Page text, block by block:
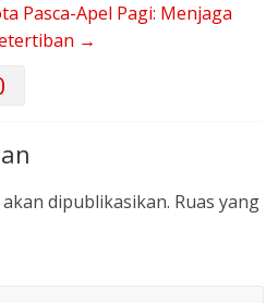
Pasca-Apel Pagi: Menjaga
→
dipublikasikan. Ruas yang